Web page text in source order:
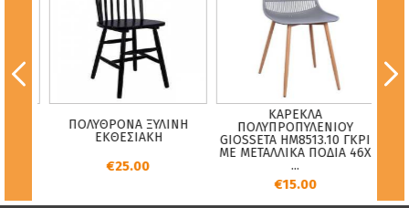
ΠΟΛΥΘΡΟΝΑ ΞΥΛΙΝΗ
ΕΚΘΕΣΙΑΚΗ
€25.00
ΚΑΡΕΚΛΑ
ΠΟΛΥΠΡΟΠΥΛΕΝΙΟΥ
GIOSSETA HM8513.10 ΓΚΡΙ
ΜΕ ΜΕΤΑΛΛΙΚΑ ΠΟΔΙΑ 46X
...
€15.00